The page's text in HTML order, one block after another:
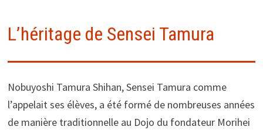
L’héritage de Sensei Tamura
Nobuyoshi Tamura Shihan, Sensei Tamura comme
l’appelait ses élèves, a été formé de nombreuses années
de manière traditionnelle au Dojo du fondateur Morihei